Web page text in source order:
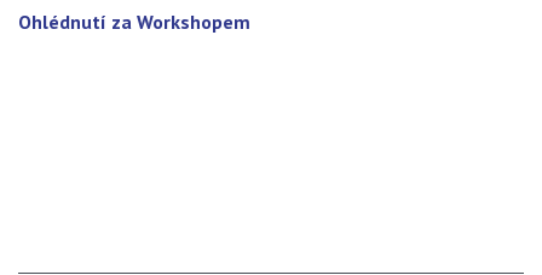
Ohlédnutí za Workshopem